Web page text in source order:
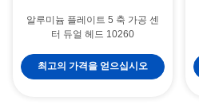
알루미늄 플레이트 5 축 가공 센
터 듀얼 헤드 10260
최고의 가격을 얻으십시오